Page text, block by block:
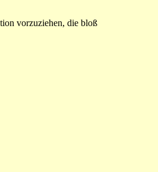
vorzuziehen, die bloß